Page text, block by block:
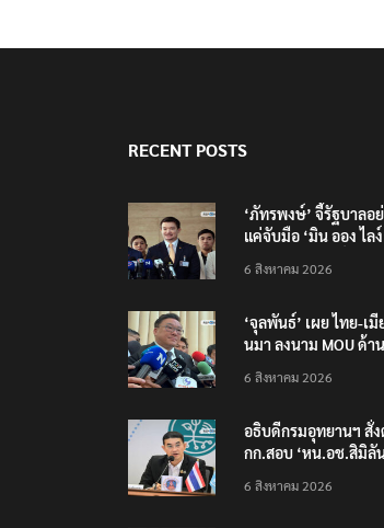
RECENT POSTS
‘ภัทรพงษ์’ จี้รัฐบาลอ
แค่จับมือ ‘มิน ออง ไลง์
ข้ามแดน
6 สิงหาคม 2026
‘จุลพันธ์’ เผย ไทย-เมี
นมา ลงนาม MOU ด้าน
กรอบความร่วมมือ 5 ปี
6 สิงหาคม 2026
อธิบดีกรมอุทยานฯ​ สั่ง
กก.สอบ ‘หน.อช.สิมิลั
แรมฝ่าฝืนประกาศฯ
6 สิงหาคม 2026